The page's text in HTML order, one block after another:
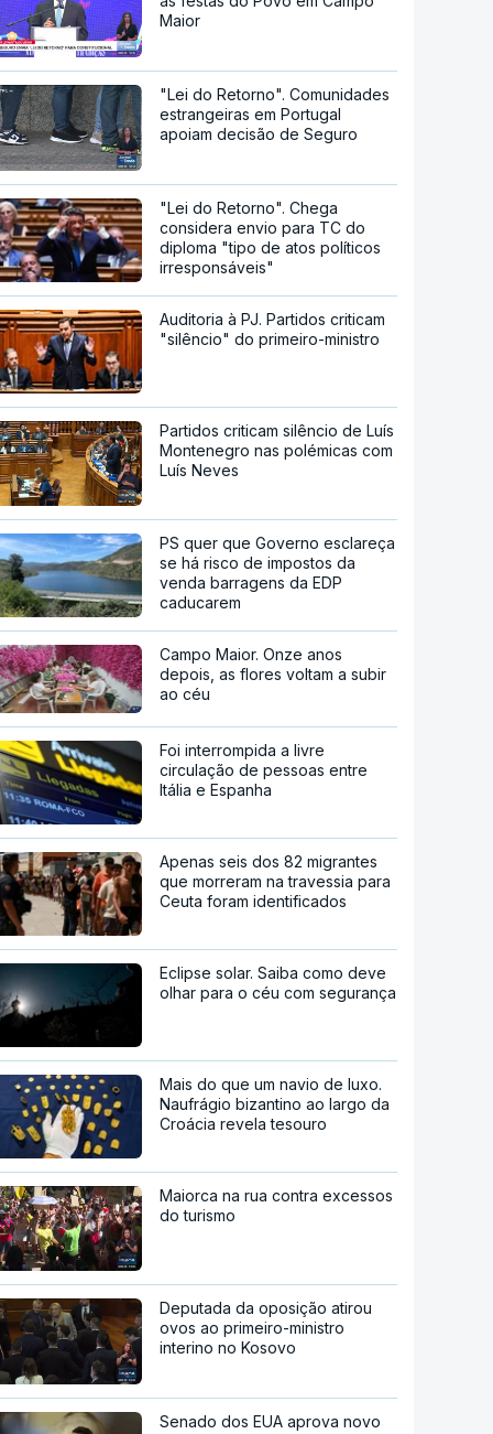
Maior
"Lei do Retorno". Comunidades
estrangeiras em Portugal
apoiam decisão de Seguro
"Lei do Retorno". Chega
considera envio para TC do
diploma "tipo de atos políticos
irresponsáveis"
Auditoria à PJ. Partidos criticam
"silêncio" do primeiro-ministro
Partidos criticam silêncio de Luís
Montenegro nas polémicas com
Luís Neves
PS quer que Governo esclareça
se há risco de impostos da
venda barragens da EDP
caducarem
Campo Maior. Onze anos
depois, as flores voltam a subir
ao céu
Foi interrompida a livre
circulação de pessoas entre
Itália e Espanha
Apenas seis dos 82 migrantes
que morreram na travessia para
Ceuta foram identificados
Eclipse solar. Saiba como deve
olhar para o céu com segurança
Mais do que um navio de luxo.
Naufrágio bizantino ao largo da
Croácia revela tesouro
Maiorca na rua contra excessos
do turismo
Deputada da oposição atirou
ovos ao primeiro-ministro
interino no Kosovo
Senado dos EUA aprova novo